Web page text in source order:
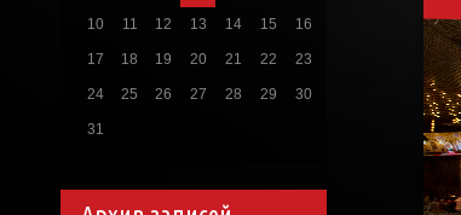
10 11 12 13 14 15 16
17 18 19 20 21 22 23
24 25 26 27 28 29 30
31